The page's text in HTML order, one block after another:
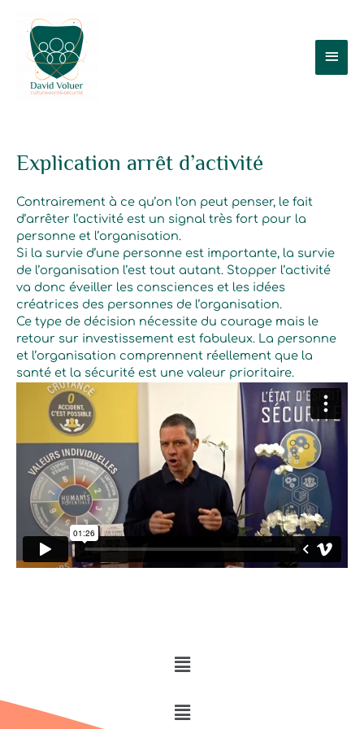
contenu
Explication arrêt d’activité
Contrairement à ce qu’on l’on peut penser, le fait
d’arrêter l’activité est un signal très fort pour la
personne et l’organisation.
Si la survie d’une personne est importante, la survie
de l’organisation l’est tout autant. Stopper l’activité
va donc éveiller les consciences et les idées
créatrices des personnes de l’organisation.
Ce type de décision nécessite du courage mais le
retour sur investissement est fabuleux. La personne
et l’organisation comprennent réellement que la
santé et la sécurité est une valeur prioritaire.
Menu
Menu